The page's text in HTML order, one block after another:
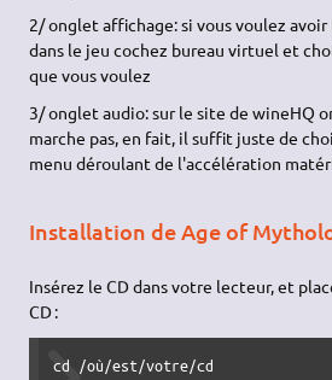
2/ onglet affichage: si vous voulez
dans le jeu cochez bureau virtuel et
que vous voulez
3/ onglet audio: sur le site de wineHQ
marche pas, en fait, il suffit juste de
menu déroulant de l'accélération
Installation de Age of
Insérez le CD dans votre lecteur, et
CD :
cd /où/est/votre/cd